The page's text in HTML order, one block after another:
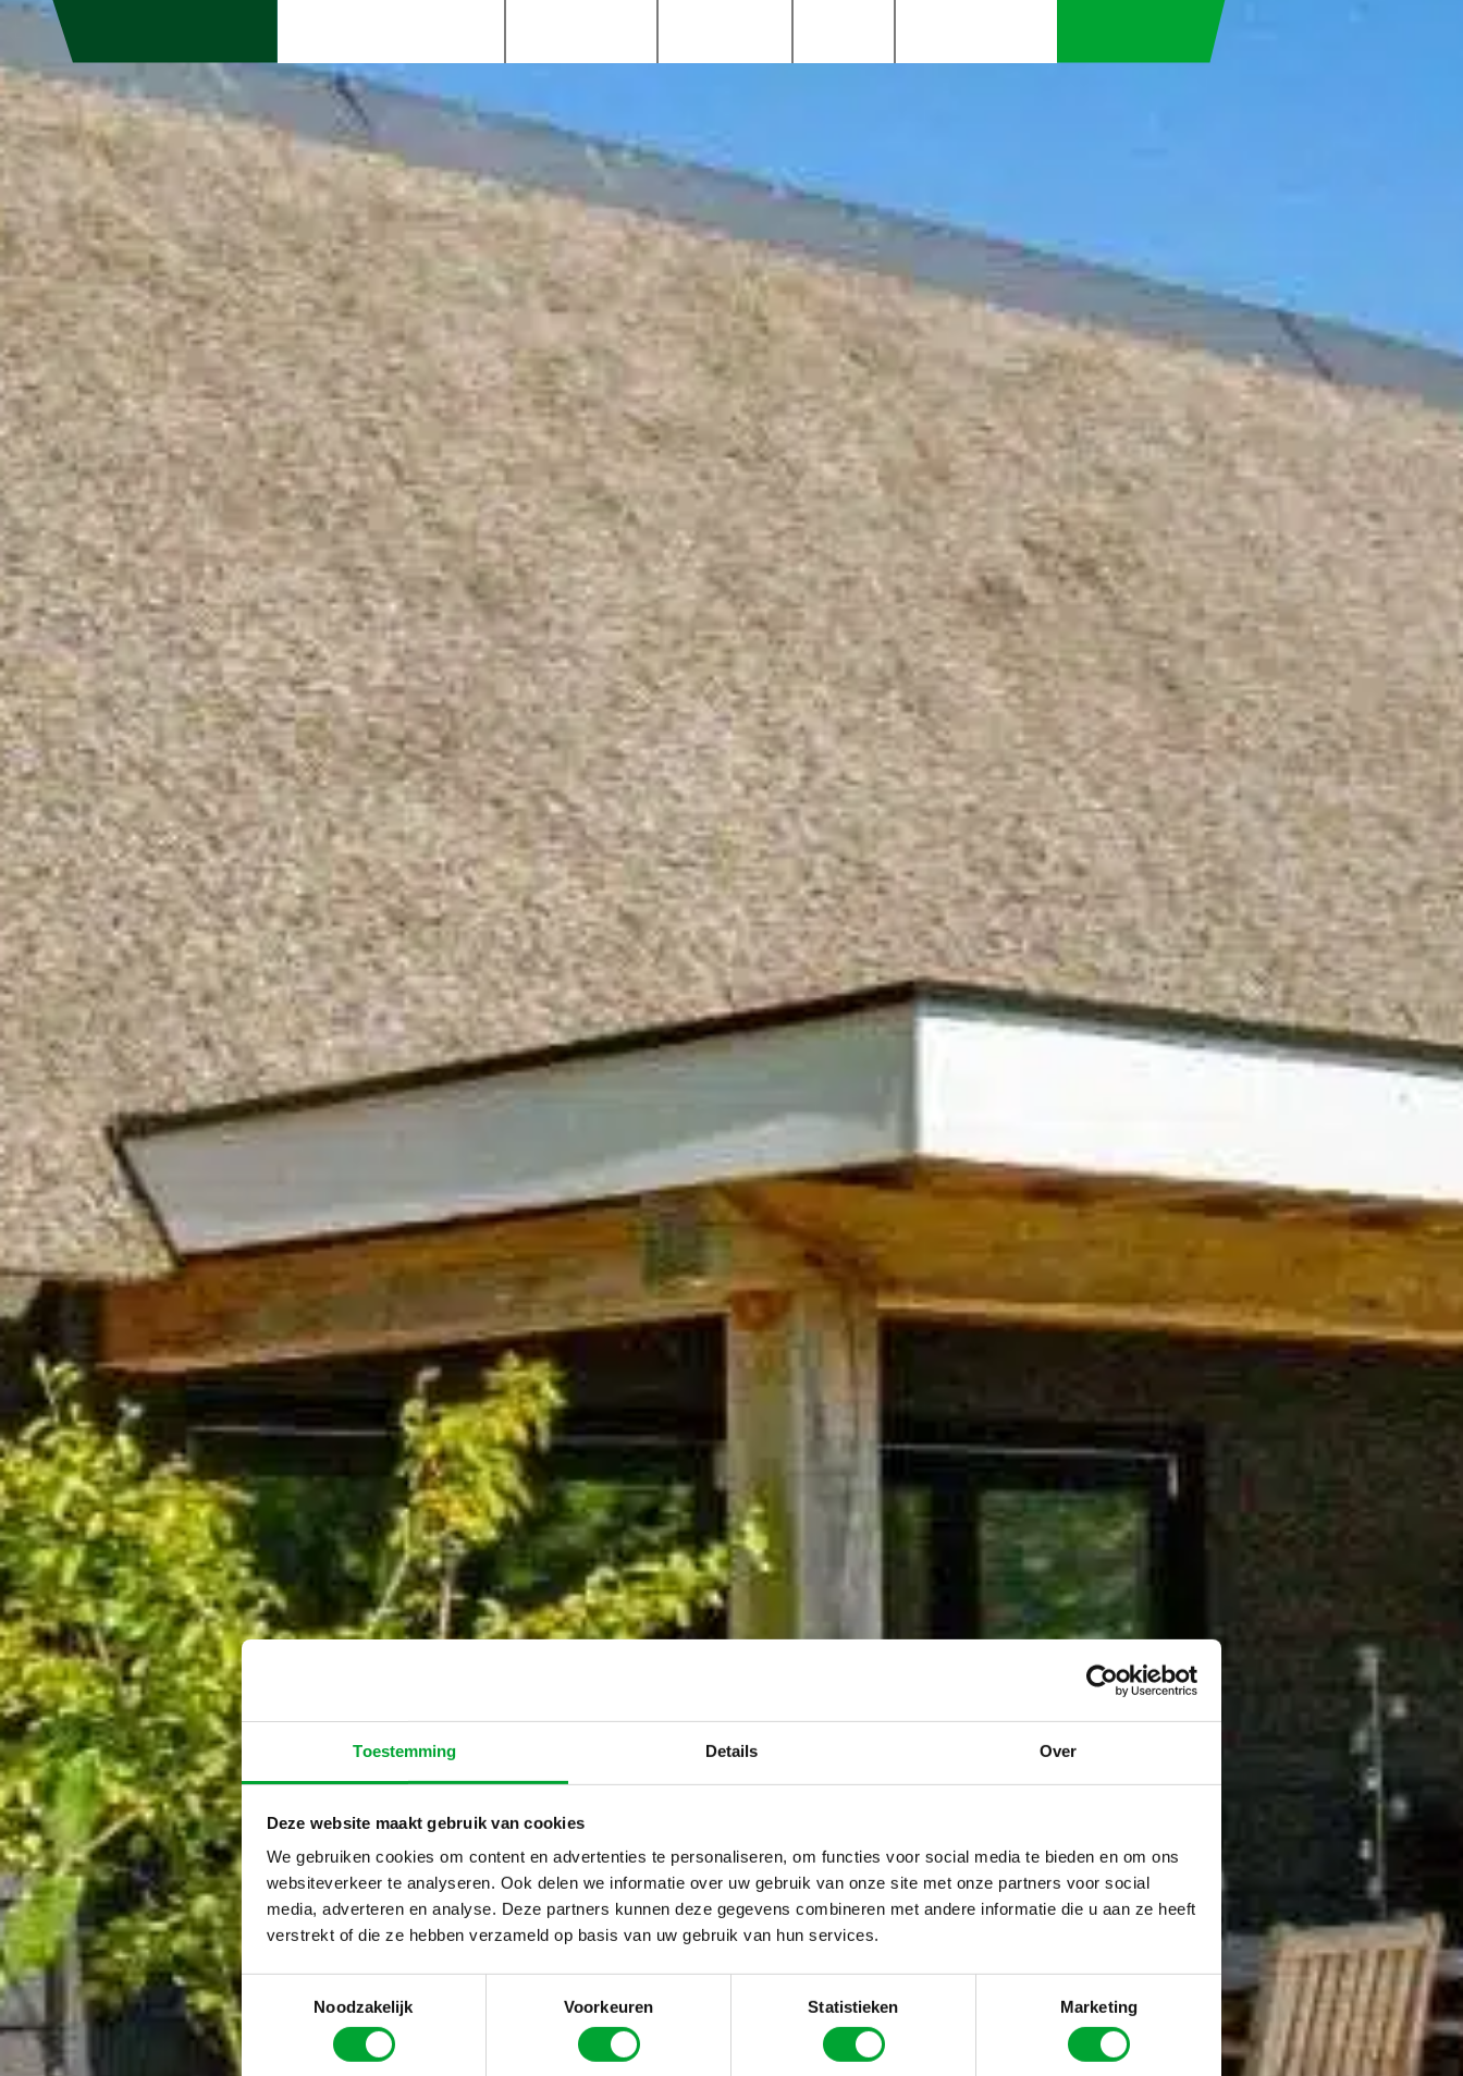
Toestemming Details Over
Deze website maakt gebruik van cookies
We gebruiken cookies om content en advertenties te personaliseren, om functies voor social media te bieden en om ons
websiteverkeer te analyseren. Ook delen we informatie over uw gebruik van onze site met onze partners voor social
media, adverteren en analyse. Deze partners kunnen deze gegevens combineren met andere informatie die u aan ze heeft
verstrekt of die ze hebben verzameld op basis van uw gebruik van hun services.
Noodzakelijk
Voorkeuren Statistieken Marketing